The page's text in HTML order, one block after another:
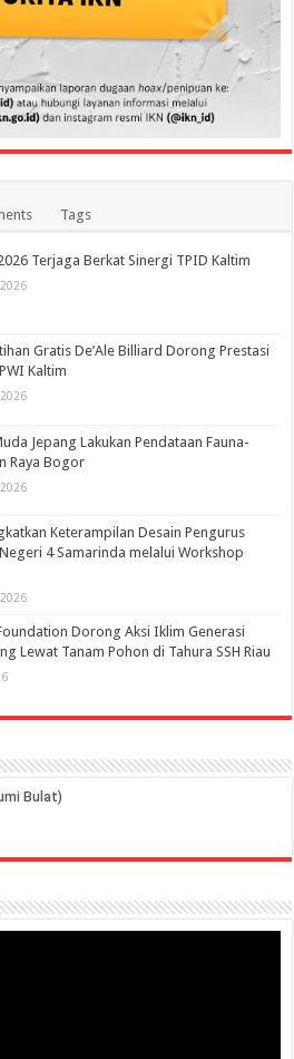
Tags
Terjaga Berkat Sinergi TPID Kaltim
Gratis De’Ale Billiard Dorong Prestasi
Kaltim
Jepang Lakukan Pendataan Fauna-
Raya Bogor
Keterampilan Desain Pengurus
4 Samarinda melalui Workshop
Dorong Aksi Iklim Generasi
Lewat Tanam Pohon di Tahura SSH Riau